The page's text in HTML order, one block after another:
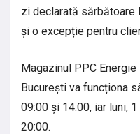
zi declarată sărbătoare
și o excepție pentru
Magazinul PPC
București va funcționa
09:00 și 14:00, iar luni,
20:00.